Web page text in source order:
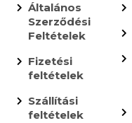
Általános
Szerződési
Feltételek
Fizetési
feltételek
Szállítási
feltételek